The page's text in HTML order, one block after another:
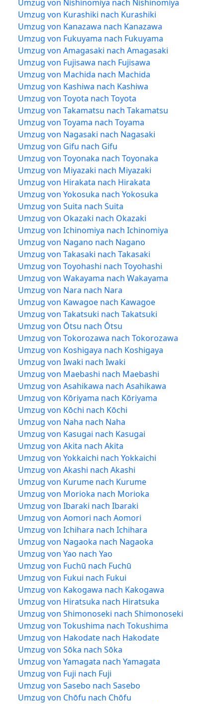
Umzug von Nishinomiya nach Nishinomiya
Umzug von Kurashiki nach Kurashiki
Umzug von Kanazawa nach Kanazawa
Umzug von Fukuyama nach Fukuyama
Umzug von Amagasaki nach Amagasaki
Umzug von Fujisawa nach Fujisawa
Umzug von Machida nach Machida
Umzug von Kashiwa nach Kashiwa
Umzug von Toyota nach Toyota
Umzug von Takamatsu nach Takamatsu
Umzug von Toyama nach Toyama
Umzug von Nagasaki nach Nagasaki
Umzug von Gifu nach Gifu
Umzug von Toyonaka nach Toyonaka
Umzug von Miyazaki nach Miyazaki
Umzug von Hirakata nach Hirakata
Umzug von Yokosuka nach Yokosuka
Umzug von Suita nach Suita
Umzug von Okazaki nach Okazaki
Umzug von Ichinomiya nach Ichinomiya
Umzug von Nagano nach Nagano
Umzug von Takasaki nach Takasaki
Umzug von Toyohashi nach Toyohashi
Umzug von Wakayama nach Wakayama
Umzug von Nara nach Nara
Umzug von Kawagoe nach Kawagoe
Umzug von Takatsuki nach Takatsuki
Umzug von Ōtsu nach Ōtsu
Umzug von Tokorozawa nach Tokorozawa
Umzug von Koshigaya nach Koshigaya
Umzug von Iwaki nach Iwaki
Umzug von Maebashi nach Maebashi
Umzug von Asahikawa nach Asahikawa
Umzug von Kōriyama nach Kōriyama
Umzug von Kōchi nach Kōchi
Umzug von Naha nach Naha
Umzug von Kasugai nach Kasugai
Umzug von Akita nach Akita
Umzug von Yokkaichi nach Yokkaichi
Umzug von Akashi nach Akashi
Umzug von Kurume nach Kurume
Umzug von Morioka nach Morioka
Umzug von Ibaraki nach Ibaraki
Umzug von Aomori nach Aomori
Umzug von Ichihara nach Ichihara
Umzug von Nagaoka nach Nagaoka
Umzug von Yao nach Yao
Umzug von Fuchū nach Fuchū
Umzug von Fukui nach Fukui
Umzug von Kakogawa nach Kakogawa
Umzug von Hiratsuka nach Hiratsuka
Umzug von Shimonoseki nach Shimonoseki
Umzug von Tokushima nach Tokushima
Umzug von Hakodate nach Hakodate
Umzug von Sōka nach Sōka
Umzug von Yamagata nach Yamagata
Umzug von Fuji nach Fuji
Umzug von Sasebo nach Sasebo
Umzug von Chōfu nach Chōfu